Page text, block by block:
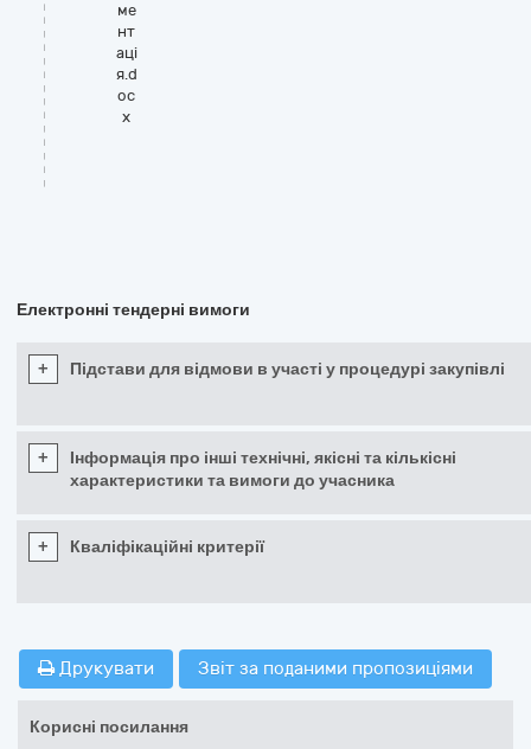
ме
нт
аці
я.d
oc
x
Електронні тендерні вимоги
+ Підстави для відмови в участі у процедурі закупівлі
+
Інформація про інші технічні, якісні та кількісні
характеристики та вимоги до учасника
+ Кваліфікаційні критерії
Друкувати Звіт за поданими пропозиціями
Корисні посилання